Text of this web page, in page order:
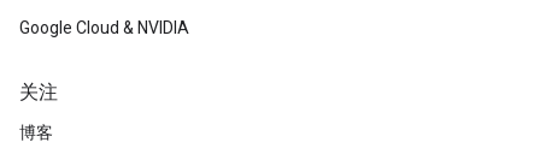
Google Cloud & NVIDIA
关注
博客